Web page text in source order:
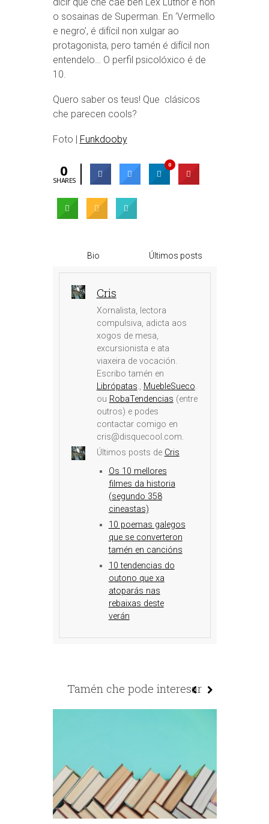
o sosainas de Superman. En ‘Vermello
e negro’, é difícil non xulgar ao
protagonista, pero tamén é difícil non
entendelo… O perfil psicolóxico é de
10.
Quero saber os teus! Que clásicos
che parecen cools?
Foto | Funkdooby
0
SHARES
0
Bio Últimos posts
Cris
Xornalista, lectora
compulsiva, adicta aos
xogos de mesa,
excursionista e ata
viaxeira de vocación.
Escribo tamén en
Librópatas., MuebleSueco.
ou RobaTendencias (entre
outros) e podes
contactar comigo en
cris@disquecool.com.
Últimos posts de Cris
Os 10 mellores
filmes da historia
(segundo 358
cineastas)
10 poemas galegos
que se converteron
tamén en cancións
10 tendencias do
outono que xa
atoparás nas
rebaixas deste
verán
Tamén che pode interesar